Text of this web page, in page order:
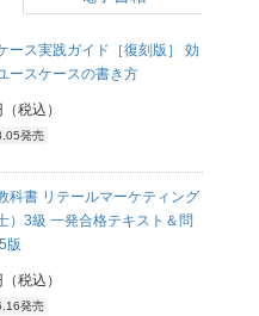
ース実践ガイド［復刻版］ 効
ースケースの書き方
税込）
発売
科書 リテールマーケティング
）3級 一発合格テキスト＆問
版
税込）
発売